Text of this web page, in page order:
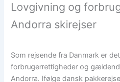
Lovgivning og
Andorra skirejser
Som rejsende fra Danmark er
forbrugerrettigheder og
Andorra. Ifølge dansk